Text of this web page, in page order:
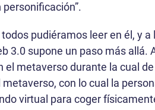
pudiéramos leer en él, y
3.0 supone un paso más
el metaverso durante la cual
con lo cual la
virtual para coger